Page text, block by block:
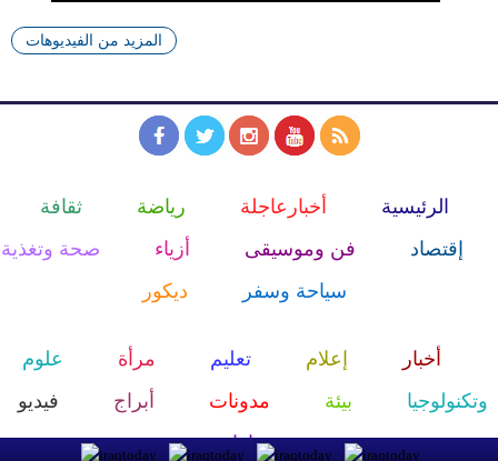
المزيد من الفيديوهات
الرئيسية أخبارعاجلة رياضة
ثقافة
إقتصاد
فن وموسيقى أزياء
صحة وتغذية
سياحة وسفر
ديكور
أخبار إعلام تعليم مرأة
علوم
وتكنولوجيا
بيئة مدونات أبراج
فيديو
سيارات